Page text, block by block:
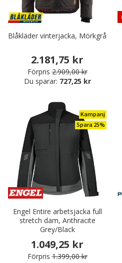
Blåkläder vinterjacka, Mörkgrå
2.181,75 kr
Förpris 2.909,00 kr
Du sparar: 727,25 kr
Kampanj
Spara 25%
Engel Entire arbetsjacka full
stretch dam, Anthracite
Grey/Black
1.049,25 kr
Förpris 1.399,00 kr